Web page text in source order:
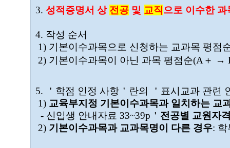
3. 성적증명서 상 전공 및 교직으로 이수한
4. 작성 순서
1) 기본이수과목으로 신청하는 교과목 평점
2) 기본이수과목이 아닌 과목 평점순(A＋ →
5. ＇학점 인정 사항＇란의 ＇표시교과 관
1) 교육부지정 기본이수과목과 일치하는 교
- 신입생 안내자료 33~39p＇ 전공별 교원자
2) 기본이수과목과 교과목명이 다른 경우: